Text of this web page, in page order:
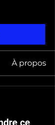
À propos
ce